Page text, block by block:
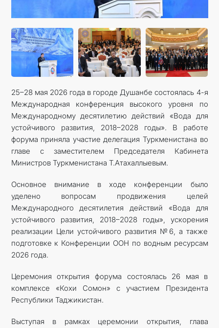
25–28 мая 2026 года в городе Душанбе состоялась 4-я
Международная конференция высокого уровня по
Международному десятилетию действий «Вода для
устойчивого развития, 2018–2028 годы». В работе
форума приняла участие делегация Туркменистана во
главе с заместителем Председателя Кабинета
Министров Туркменистана Т.Атахаллыевым.
Основное внимание в ходе конференции было
уделено вопросам продвижения целей
Международного десятилетия действий «Вода для
устойчивого развития, 2018–2028 годы», ускорения
реализации Цели устойчивого развития №6, а также
подготовке к Конференции ООН по водным ресурсам
2026 года.
Церемония открытия форума состоялась 26 мая в
комплексе «Кохи Сомон» с участием Президента
Республики Таджикистан.
Выступая в рамках церемонии открытия, глава